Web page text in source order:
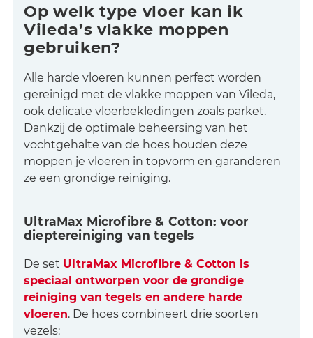
Op welk type vloer kan ik
Vileda’s vlakke moppen
gebruiken?
Alle harde vloeren kunnen perfect worden
gereinigd met de vlakke moppen van Vileda,
ook delicate vloerbekledingen zoals parket.
Dankzij de optimale beheersing van het
vochtgehalte van de hoes houden deze
moppen je vloeren in topvorm en garanderen
ze een grondige reiniging.
UltraMax Microfibre & Cotton: voor
dieptereiniging van tegels
De set UltraMax Microfibre & Cotton is
speciaal ontworpen voor de grondige
reiniging van tegels en andere harde
vloeren. De hoes combineert drie soorten
vezels: